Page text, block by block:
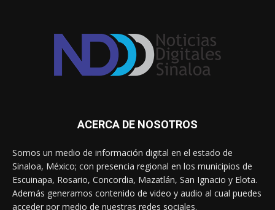
ACERCA DE NOSOTROS
Somos un medio de información digital en el estado de
Sinaloa, México; con presencia regional en los municipios de
Escuinapa, Rosario, Concordia, Mazatlán, San Ignacio y Elota.
Además generamos contenido de video y audio al cual puedes
acceder por medio de nuestras redes sociales.